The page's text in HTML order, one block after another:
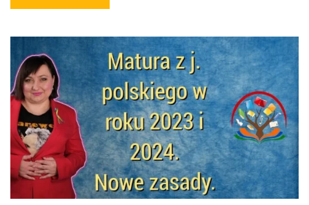
MORE
NOTATKA
–
MATURA
Z
POLSKIEGO
2023